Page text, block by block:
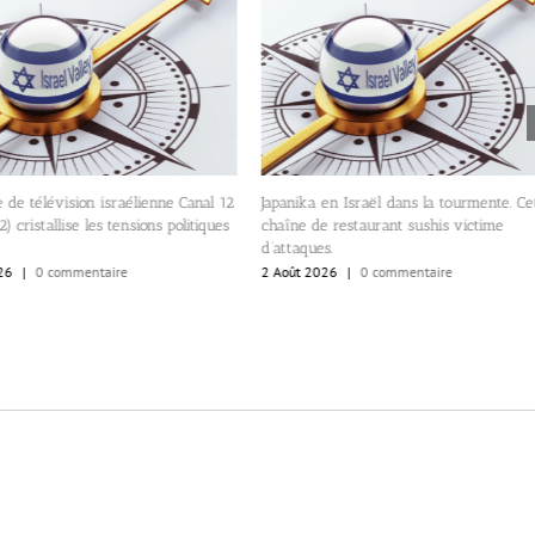
de télévision israélienne Canal 12
cristallise les tensions politiques
| 0 commentaire
Japanika en Israël dans la tourmente.
chaîne de restaurant sushis victime
d’attaques.
2 Août 2026 | 0 commentaire